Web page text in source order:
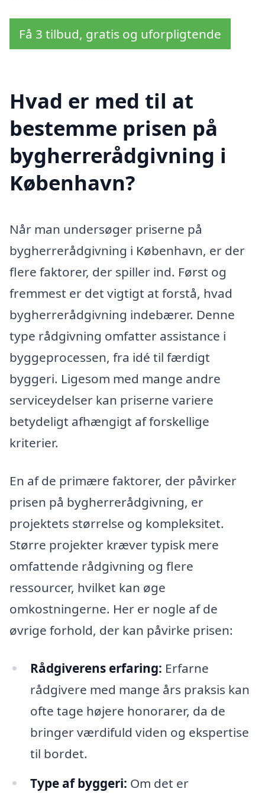
Få 3 tilbud, gratis og uforpligtende
Hvad er med til at
bestemme prisen på
bygherrerådgivning i
København?
Når man undersøger priserne på
bygherrerådgivning i København, er der
flere faktorer, der spiller ind. Først og
fremmest er det vigtigt at forstå, hvad
bygherrerådgivning indebærer. Denne
type rådgivning omfatter assistance i
byggeprocessen, fra idé til færdigt
byggeri. Ligesom med mange andre
serviceydelser kan priserne variere
betydeligt afhængigt af forskellige
kriterier.
En af de primære faktorer, der påvirker
prisen på bygherrerådgivning, er
projektets størrelse og kompleksitet.
Større projekter kræver typisk mere
omfattende rådgivning og flere
ressourcer, hvilket kan øge
omkostningerne. Her er nogle af de
øvrige forhold, der kan påvirke prisen:
Rådgiverens erfaring: Erfarne
rådgivere med mange års praksis kan
ofte tage højere honorarer, da de
bringer værdifuld viden og ekspertise
til bordet.
Type af byggeri: Om det er